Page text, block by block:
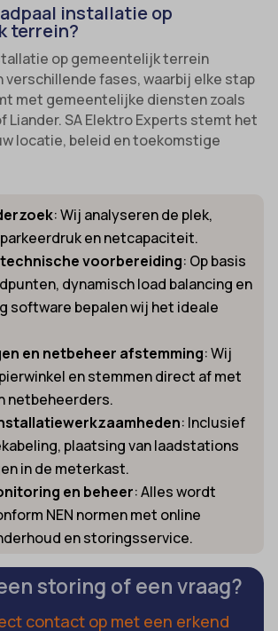
installatie op
terrein?
op gemeentelijk terrein
fases, waarbij elke stap
met gemeentelijke diensten zoals
Liander. SA Elektro Experts stemt het
locatie, beleid en toekomstige
: Wij analyseren de plek,
en netcapaciteit.
voorbereiding: Op basis
dynamisch load balancing en
software bepalen wij het ideale
en netbeheer afstemming: Wij
en stemmen direct af met
netbeheerders.
: Inclusief
plaatsing van laadstations
in de meterkast.
en beheer: Alles wordt
NEN normen met online
en storingsservice.
storing of een vraag?
contact op met een erkend